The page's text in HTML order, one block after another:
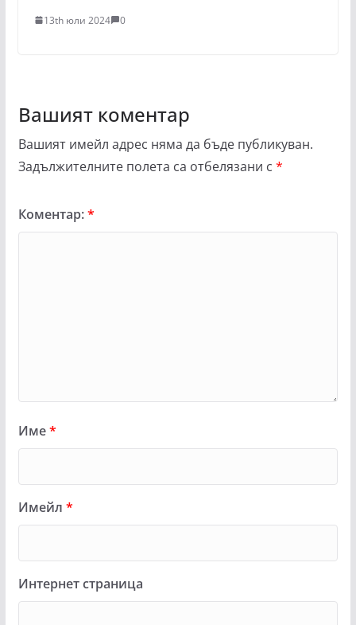
13th юли 2024 0
Вашият коментар
Вашият имейл адрес няма да бъде публикуван.
Задължителните полета са отбелязани с *
Коментар:*
Име*
Имейл *
Интернет страница